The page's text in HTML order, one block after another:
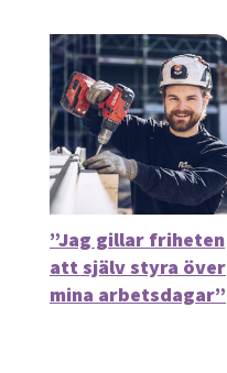
”Jag gillar friheten
att själv styra över
mina arbetsdagar”